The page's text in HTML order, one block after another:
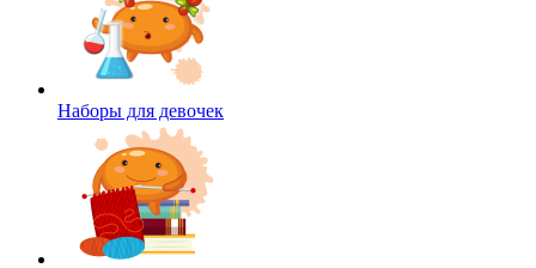
Наборы для девочек